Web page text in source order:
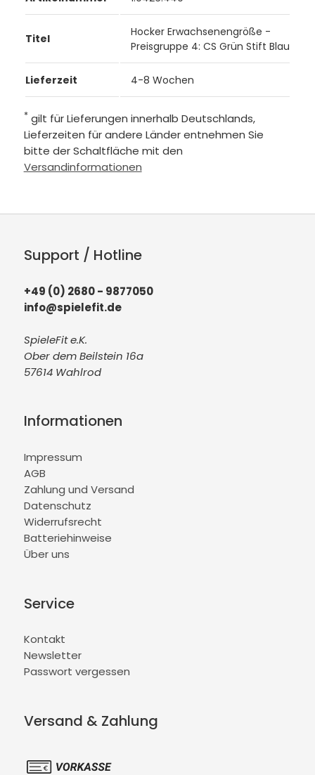
Titel
Hocker Erwachsenengröße -
Preisgruppe 4: CS Grün Stift Blau
Lieferzeit 4-8 Wochen
* gilt für Lieferungen innerhalb Deutschlands,
Lieferzeiten für andere Länder entnehmen Sie
bitte der Schaltfläche mit den
Versandinformationen
Support / Hotline
+49 (0) 2680 - 9877050
info@spielefit.de
SpieleFit e.K.
Ober dem Beilstein 16a
57614 Wahlrod
Informationen
Impressum
AGB
Zahlung und Versand
Datenschutz
Widerrufsrecht
Batteriehinweise
Über uns
Service
Kontakt
Newsletter
Passwort vergessen
Versand & Zahlung